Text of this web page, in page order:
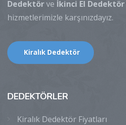
Dedektörve İkinci El Dedektör
hizmetlerimizle karşınızdayız.
Kiralık Dedektör
DEDEKTÖRLER
Kiralık Dedektör Fiyatları